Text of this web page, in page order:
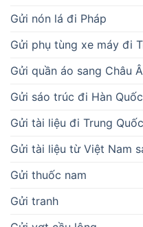
Gửi nón lá đi Pháp
Gửi phụ tùng xe máy đi
Gửi quần áo sang Châu
Gửi sáo trúc đi Hàn Quốc
Gửi tài liệu đi Trung Quốc
Gửi tài liệu từ Việt Nam
Gửi thuốc nam
Gửi tranh